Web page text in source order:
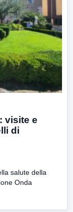
visite e
di
salute della
Onda